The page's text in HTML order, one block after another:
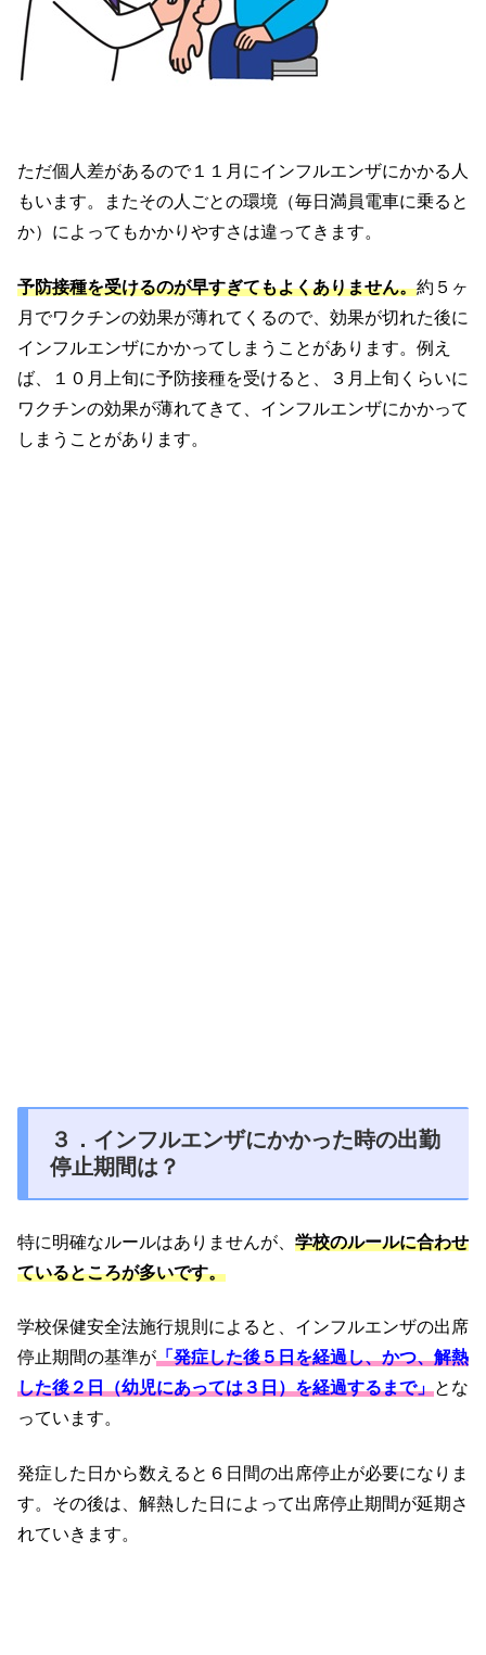
ただ個人差があるので１１月にインフルエンザにかかる人
もいます。またその人ごとの環境（毎日満員電車に乗ると
か）によってもかかりやすさは違ってきます。
予防接種を受けるのが早すぎてもよくありません。約５ヶ
月でワクチンの効果が薄れてくるので、効果が切れた後に
インフルエンザにかかってしまうことがあります。例え
ば、１０月上旬に予防接種を受けると、３月上旬くらいに
ワクチンの効果が薄れてきて、インフルエンザにかかって
しまうことがあります。
３．インフルエンザにかかった時の出勤
停止期間は？
特に明確なルールはありませんが、 学校のルールに合わせ
ているところが多いです。
学校保健安全法施行規則によると、インフルエンザの出席
停止期間の基準が「発症した後５日を経過し、かつ、解熱
した後２日（幼児にあっては３日）を経過するまで」とな
っています。
発症した日から数えると６日間の出席停止が必要になりま
す。その後は、解熱した日によって出席停止期間が延期さ
れていきます。